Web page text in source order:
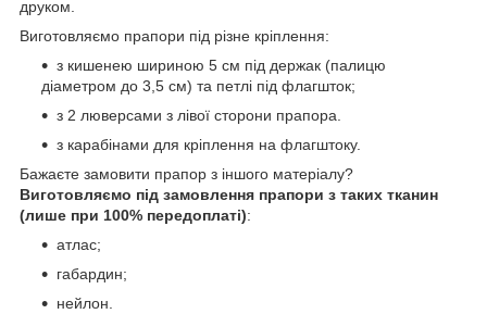
друком.
Виготовляємо прапори під різне кріплення:
з кишенею шириною 5 см під держак (палицю
діаметром до 3,5 см) та петлі під флагшток;
з 2 люверсами з лівої сторони прапора.
з карабінами для кріплення на флагштоку.
Бажаєте замовити прапор з іншого матеріалу?
Виготовляємо під замовлення прапори з таких тканин
(лише при 100% передоплаті):
атлас;
габардин;
нейлон.